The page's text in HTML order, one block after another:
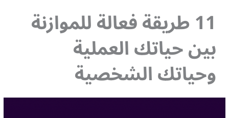
11 طريقة فعالة للموازنة
بين حياتك العملية
وحياتك الشخصية